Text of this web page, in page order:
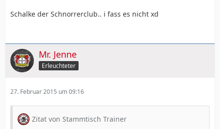
Schalke der Schnorrerclub.. i fass es nicht xd
Mr. Jenne
Erleuchteter
27. Februar 2015 um 09:16
Zitat von Stammtisch Trainer